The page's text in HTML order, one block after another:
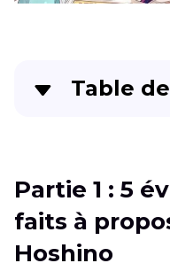
Table
Partie 2: Améliorez
grâce à HitPaw
Partie 3: FAQ sur la
Partie 1 : 5
faits à
Hoshino